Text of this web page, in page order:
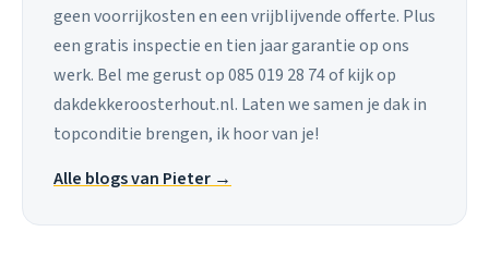
geen voorrijkosten en een vrijblijvende offerte. Plus
een gratis inspectie en tien jaar garantie op ons
werk. Bel me gerust op 085 019 28 74 of kijk op
dakdekkeroosterhout.nl. Laten we samen je dak in
topconditie brengen, ik hoor van je!
Alle blogs van Pieter →